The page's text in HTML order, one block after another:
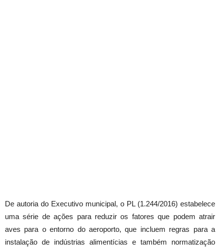
De autoria do Executivo municipal, o PL (1.244/2016) estabelece
uma série de ações para reduzir os fatores que podem atrair
aves para o entorno do aeroporto, que incluem regras para a
instalação de indústrias alimentícias e também normatização